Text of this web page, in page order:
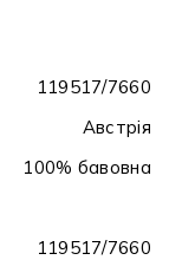
119517/7660
Австрія
100% бавовна
119517/7660